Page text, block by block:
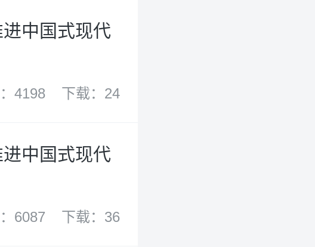
中国式现代
4198 下载：24
中国式现代
6087 下载：36